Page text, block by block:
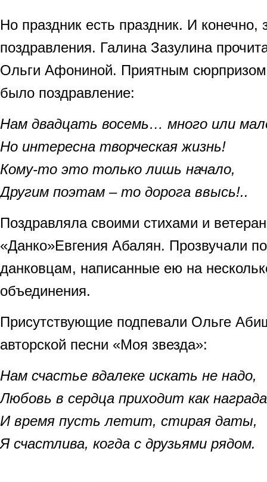
Но праздник есть праздник. И конечно,
поздравления. Галина Зазулина
Ольги Афониной. Приятным
было поздравление:
Нам двадцать восемь… много или
Но интересна творческая жизнь!
Кому-то это только лишь начало,
Другим поэтам – то дорога ввысь!..
Поздравляла своими стихами и
«Данко»Евгения Абалян. Прозвучали
данковцам, написанные ею на
объединения.
Присутствующие подпевали Ольге
авторской песни «Моя звезда»:
Нам счастье вдалеке искать не надо,
Любовь в сердца приходит как
И время пусть летит, стирая даты,
Я счастлива, когда с друзьями рядом.